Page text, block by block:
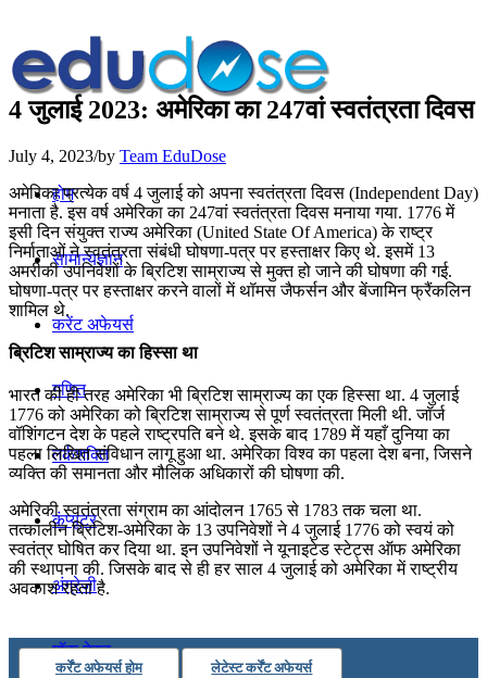
होम
सामान्यज्ञान
करेंट अफेयर्स
गणित
तर्कशक्ति
कंप्यूटर
अंग्रेजी
मॉक टेस्ट
4 जुलाई 2023: अमेरिका का 247वां स्वतंत्रता दिवस
July 4, 2023/by Team EduDose
अमेरिका प्रत्येक वर्ष 4 जुलाई को अपना स्वतंत्रता दिवस (Independent Day)
मनाता है. इस वर्ष अमेरिका का 247वां स्वतंत्रता दिवस मनाया गया. 1776 में
इसी दिन संयुक्त राज्य अमेरिका (United State Of America) के राष्‍ट्र
निर्माताओं ने स्‍वतंत्रता संबंधी घोषणा-पत्र पर हस्‍ताक्षर किए थे. इसमें 13
अमरीकी उपनिवेशों के ब्रिटिश साम्राज्‍य से मुक्‍त हो जाने की घोषणा की गई.
घोषणा-पत्र पर हस्‍ताक्षर करने वालों में थॉमस जैफर्सन और बेंजामिन फ्रैंकलिन
शामिल थे.
ब्रिटिश साम्राज्‍य का हिस्सा था
भारत की ही तरह अमेरिका भी ब्रिटिश साम्राज्‍य का एक हिस्सा था. 4 जुलाई
1776 को अमेरिका को ब्रिटिश साम्राज्य से पूर्ण स्वतंत्रता मिली थी. जॉर्ज
वॉशिंगटन देश के पहले राष्ट्रपति बने थे. इसके बाद 1789 में यहाँ दुनिया का
पहला लिखित संविधान लागू हुआ था. अमेरिका विश्‍व का पहला देश बना, जिसने
व्यक्ति की समानता और मौलिक अधिकारों की घोषणा की.
अमेरिकी स्‍वतंत्रता संग्राम का आंदोलन 1765 से 1783 तक चला था.
तत्कालीन ब्रिटिश-अमेरिका के 13 उपनिवेशों ने 4 जुलाई 1776 को स्वयं को
स्वतंत्र घोषित कर दिया था. इन उपनिवेशों ने यूनाइटेड स्‍टेट्स ऑफ अमेरिका
की स्‍थापना की. जिसके बाद से ही हर साल 4 जुलाई को अमेरिका में राष्ट्रीय
अवकाश रहता है.
कर्रेंट अफेयर्स होम लेटेस्ट कर्रेंट अफेयर्स